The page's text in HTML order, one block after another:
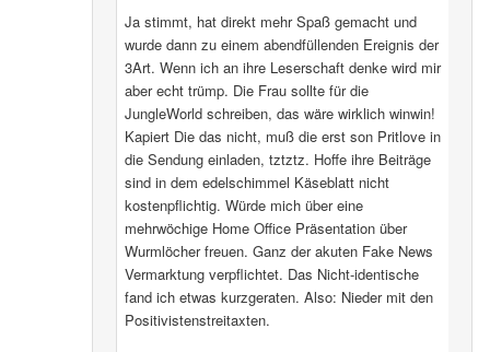
Ja stimmt, hat direkt mehr Spaß gemacht und
wurde dann zu einem abendfüllenden Ereignis der
3Art. Wenn ich an ihre Leserschaft denke wird mir
aber echt trümp. Die Frau sollte für die
JungleWorld schreiben, das wäre wirklich winwin!
Kapiert Die das nicht, muß die erst son Pritlove in
die Sendung einladen, tztztz. Hoffe ihre Beiträge
sind in dem edelschimmel Käseblatt nicht
kostenpflichtig. Würde mich über eine
mehrwöchige Home Office Präsentation über
Wurmlöcher freuen. Ganz der akuten Fake News
Vermarktung verpflichtet. Das Nicht-identische
fand ich etwas kurzgeraten. Also: Nieder mit den
Positivistenstreitaxten.